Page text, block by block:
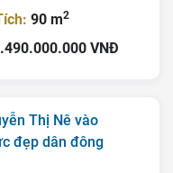
90 m2
VNĐ
Thị Nê vào
đẹp dân đông